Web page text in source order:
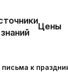
знаний
Цены
к